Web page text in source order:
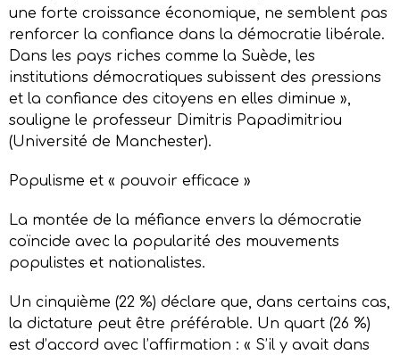
une forte croissance économique, ne semblent pas
renforcer la confiance dans la démocratie libérale.
Dans les pays riches comme la Suède, les
institutions démocratiques subissent des pressions
et la confiance des citoyens en elles diminue »,
souligne le professeur Dimitris Papadimitriou
(Université de Manchester).
Populisme et « pouvoir efficace »
La montée de la méfiance envers la démocratie
coïncide avec la popularité des mouvements
populistes et nationalistes.
Un cinquième (22 %) déclare que, dans certains cas,
la dictature peut être préférable. Un quart (26 %)
est d’accord avec l’affirmation : « S’il y avait dans